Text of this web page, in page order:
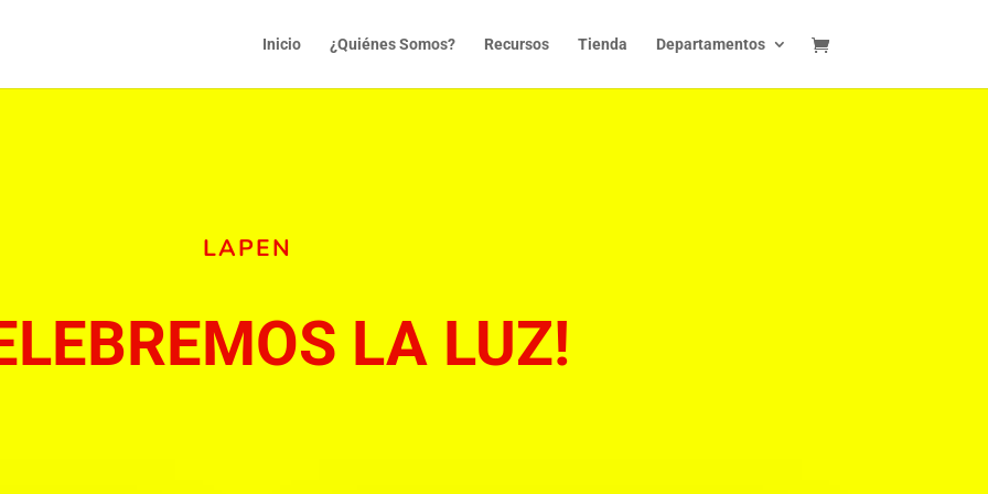
Inicio ¿Quiénes Somos? Recursos Tienda Departamentos
LAPEN
LA LUZ!